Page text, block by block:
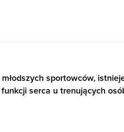
sportowców,
serca u trenujących